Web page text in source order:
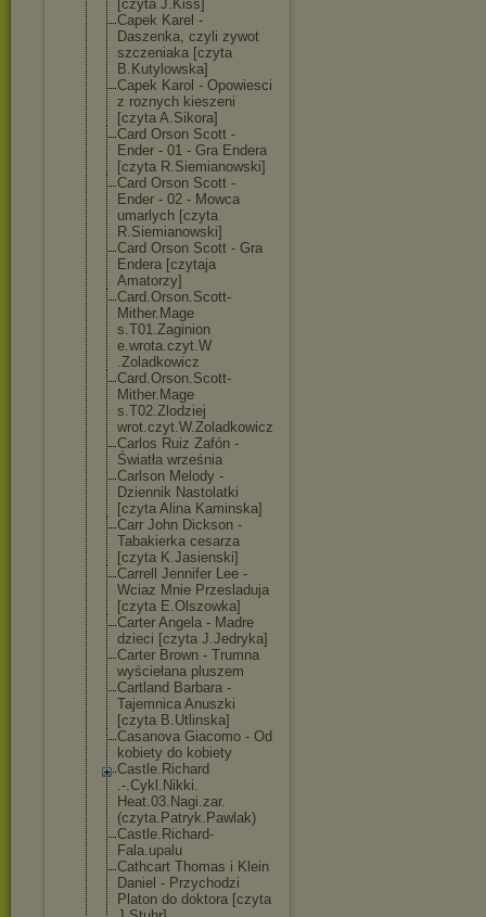
[czyta J.Kiss]
Capek Karel -
Daszenka, czyli zywot
szczeniaka [czyta
B.Kutylowska]
Capek Karol - Opowiesci
z roznych kieszeni
[czyta A.Sikora]
Card Orson Scott -
Ender - 01 - Gra Endera
[czyta R.Siemianowski]
Card Orson Scott -
Ender - 02 - Mowca
umarlych [czyta
R.Siemianowski]
Card Orson Scott - Gra
Endera [czytaja
Amatorzy]
Card.Orson.Scott-
Mither.Mage
s.T01.Zaginion
e.wrota.czyt.W
.Zoladkowicz
Card.Orson.Scott-
Mither.Mage
s.T02.Zlodziej
wrot.czyt.W.Zo ladkowicz
Carlos Ruiz Zafón -
Światła września
Carlson Melody -
Dziennik Nastolatki
[czyta Alina Kaminska]
Carr John Dickson -
Tabakierka cesarza
[czyta K.Jasienski]
Carrell Jennifer Lee -
Wciaz Mnie Przesladuja
[czyta E.Olszowka]
Carter Angela - Madre
dzieci [czyta J.Jedryka]
Carter Brown - Trumna
wyściełana pluszem
Cartland Barbara -
Tajemnica Anuszki
[czyta B.Utlinska]
Casanova Giacomo - Od
kobiety do kobiety
Castle.Richard
.-.Cykl.Nikki.
Heat.03.Nagi.zar.
(czyta.Patryk.Pawlak)
Castle.Richard-
Fala.upalu
Cathcart Thomas i Klein
Daniel - Przychodzi
Platon do doktora [czyta